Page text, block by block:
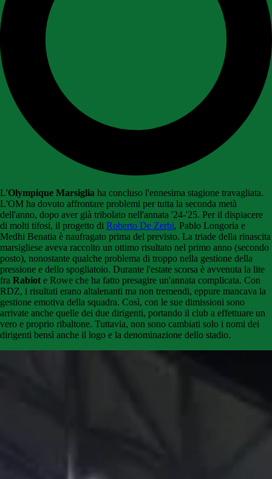
L'Olympique Marsiglia ha concluso l'ennesima stagione travagliata.
L'OM ha dovuto affrontare problemi per tutta la seconda metà
dell'anno, dopo aver già tribolato nell'annata '24-'25. Per il dispiacere
di molti tifosi, il progetto di Roberto De Zerbi, Pablo Longoria e
Medhi Benatia è naufragato prima del previsto. La triade della rinascita
marsigliese aveva raccolto un ottimo risultato nel primo anno (secondo
posto), nonostante qualche problema di troppo nella gestione della
pressione e dello spogliatoio. Durante l'estate scorsa è avvenuta la lite
fra Rabiot e Rowe che ha fatto presagire un'annata complicata. Con
RDZ, i risultati erano altalenanti ma non tremendi, eppure mancava la
gestione emotiva della squadra. Così, con le sue dimissioni sono
arrivate anche quelle dei due dirigenti, portando il club a effettuare un
vero e proprio ribaltone. Tuttavia, non sono cambiati solo i nomi dei
dirigenti bensì anche il logo e la denominazione dello stadio.